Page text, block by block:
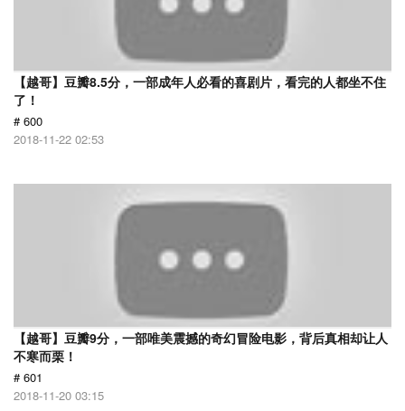
【越哥】豆瓣8.5分，一部成年人必看的喜剧片，看完的人都坐不住
了！
# 600
2018-11-22 02:53
【越哥】豆瓣9分，一部唯美震撼的奇幻冒险电影，背后真相却让人
不寒而栗！
# 601
2018-11-20 03:15